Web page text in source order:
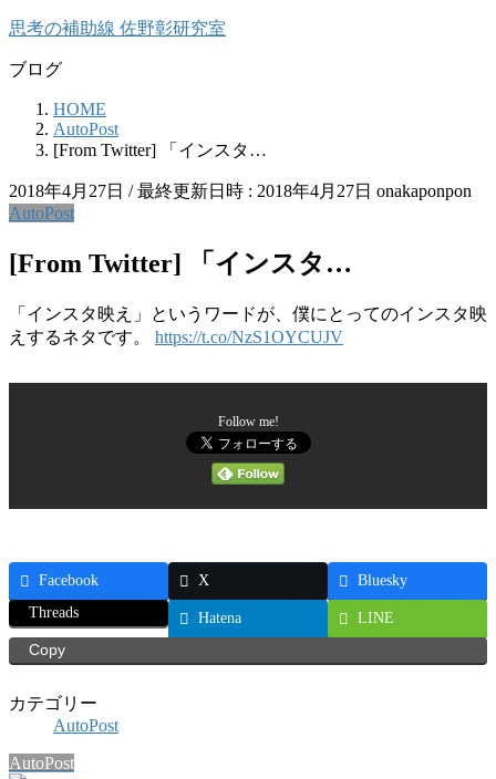
コ
テ
キ
ッ
ナ
ゲ
に
移
思考の補助線 佐野彰研究室
ブログ
HOME
AutoPost
[From Twitter] 「インスタ…
2018年4月27日 / 最終更新日時 : 2018年4月27日 onakaponpon
AutoPost
[From Twitter] 「インスタ…
「インスタ映え」というワードが、僕にとってのインスタ映
えするネタです。 https://t.co/NzS1OYCUJV
Follow me!
Facebook X
Bluesky
Threads
Hatena
LINE
Copy
カテゴリー
AutoPost
AutoPost